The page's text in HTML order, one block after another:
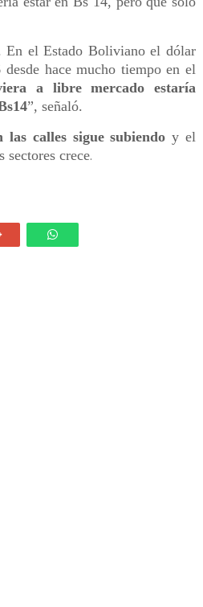
En el Estado Boliviano el dólar
hace mucho tiempo en el
a libre mercado estaría
”, señaló.
las calles sigue subiendo y el
sectores crece.